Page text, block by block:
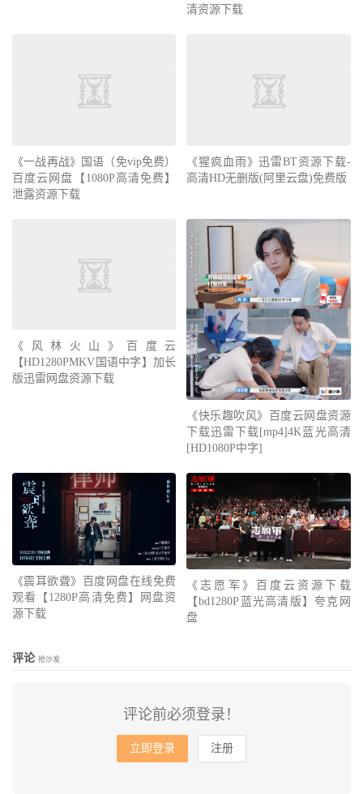
清资源下载
《一战再战》国语（免vip免费）
百度云网盘【1080P高清免费】
泄露资源下载
《猩疯血雨》迅雷BT资源下载-
高清HD无删版(阿里云盘)免费版
《风林火山》百度云
【HD1280PMKV国语中字】加长
版迅雷网盘资源下载
《快乐趣吹风》百度云网盘资源
下载迅雷下载[mp4]4K蓝光高清
[HD1080P中字]
《震耳欲聋》百度网盘在线免费
观看【1280P高清免费】网盘资
源下载
《志愿军》百度云资源下载
【bd1280P蓝光高清版】夸克网
盘
评论 抢沙发
评论前必须登录！
立即登录 注册